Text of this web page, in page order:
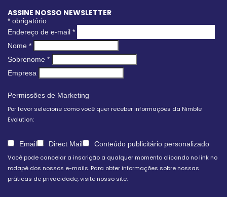
ASSINE NOSSO NEWSLETTER
* obrigatório
Endereço de e-mail *
Nome *
Sobrenome *
Empresa
Permissões de Marketing
Por favor selecione como você quer receber informações da Nimble
Evolution:
Email Direct Mail
Conteúdo publicitário personalizado
Você pode cancelar a inscrição a qualquer momento clicando no link no
rodapé dos nossos e-mails. Para obter informações sobre nossas
práticas de privacidade, visite nosso site.